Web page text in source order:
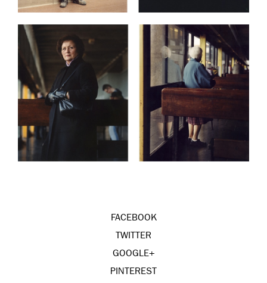
FACEBOOK
TWITTER
GOOGLE+
PINTEREST